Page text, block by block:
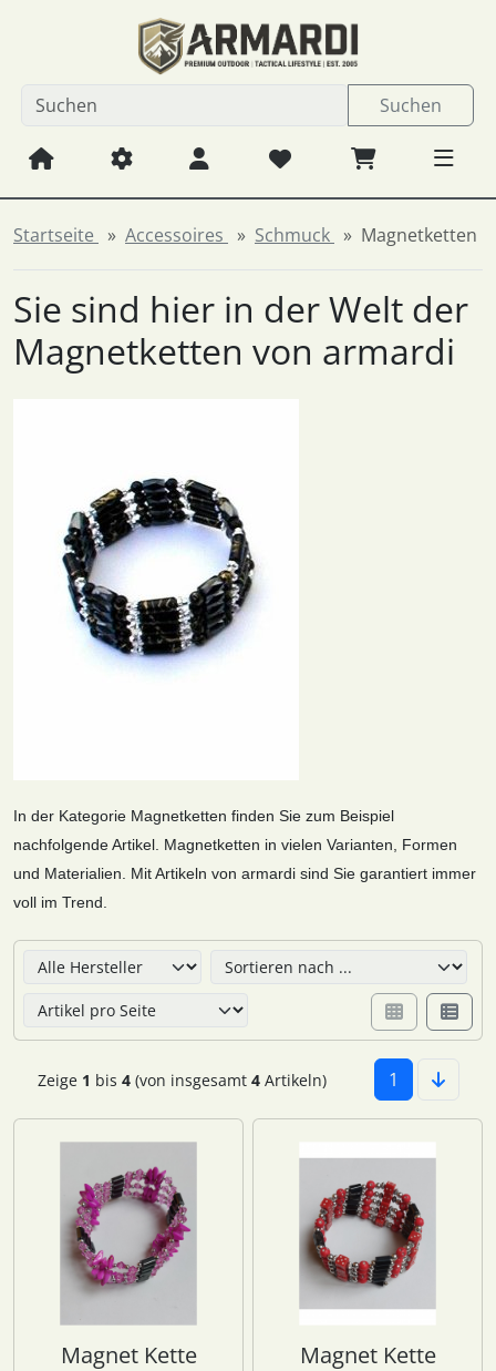
Sprungnavigation
Springe zum Inhalt Springe zur Navigation
Suchen
Startseite Accessoires Schmuck Magnetketten
Sie sind hier in der Welt der
Magnetketten von armardi
In der Kategorie Magnetketten finden Sie zum Beispiel
nachfolgende Artikel. Magnetketten in vielen Varianten, Formen
und Materialien. Mit Artikeln von armardi sind Sie garantiert immer
voll im Trend.
Zeige 1 bis 4(von insgesamt 4Artikeln) 1
Magnet Kette
Magnet Kette